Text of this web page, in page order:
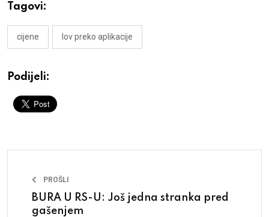
Tagovi:
cijene lov preko aplikacije
Podijeli:
PROŠLI
BURA U RS-U: Još jedna stranka pred
gašenjem